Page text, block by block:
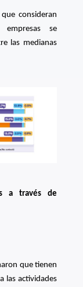
consideran
se
las medianas
a través de
que tienen
las actividades